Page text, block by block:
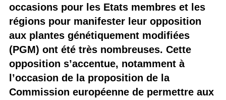
occasions pour les Etats membres et les
régions pour manifester leur opposition
aux plantes génétiquement modifiées
(PGM) ont été très nombreuses. Cette
opposition s’accentue, notamment à
l’occasion de la proposition de la
Commission européenne de permettre aux